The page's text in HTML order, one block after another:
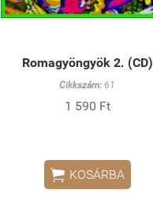
Romagyöngyök 2. (CD)
Cikkszám: 61
1 590 Ft
 KOSÁRBA